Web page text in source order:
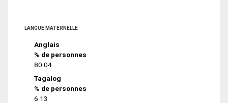
LANGUE MATERNELLE
Anglais
% de personnes
80.04
Tagalog
% de personnes
6.13